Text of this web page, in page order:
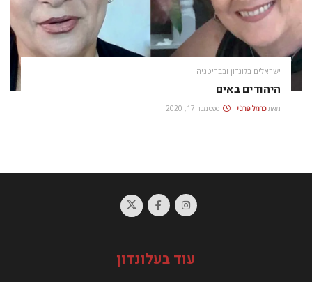
ישראלים בלונדון ובבריטניה
היהודים באים
מאת כרמל פרג'י ספטמבר 17, 2020
עוד בעלונדון